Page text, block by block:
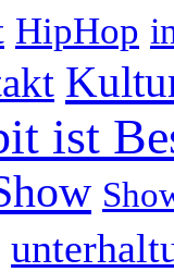
HipHop
ist